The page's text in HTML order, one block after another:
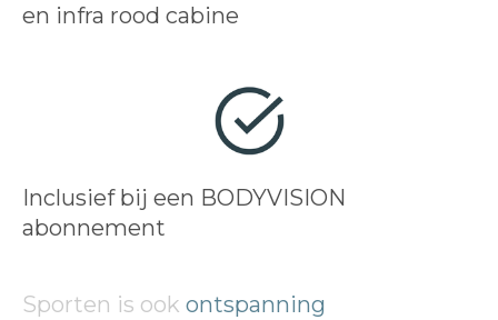
en infra rood cabine
Inclusief bij een BODYVISION
abonnement
Sporten is ook ontspanning